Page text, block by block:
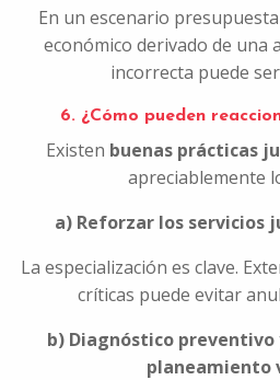
En un escenario
económico derivado de una
incorrecta puede
6. ¿Cómo pueden
Existen buenas prácticas
apreciablemente
a) Reforzar los servicios
La especialización es clave.
críticas puede evitar
b) Diagnóstico
planeamiento